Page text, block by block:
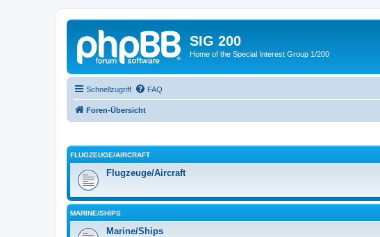
SIG 200
Home of the Special Interest Group 1/200
Schnellzugriff FAQ
Foren-Übersicht
FLUGZEUGE/AIRCRAFT
Flugzeuge/Aircraft
MARINE/SHIPS
Marine/Ships